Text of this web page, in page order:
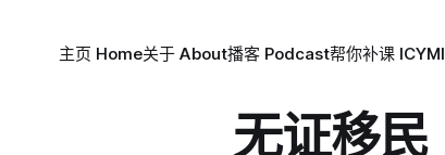
主页 Home关于 About播客 Podcast帮你补课 ICYMI
无证移民